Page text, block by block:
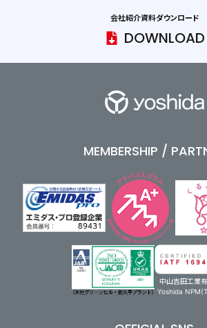
会社紹介資料ダウンロード
DOWNLOAD
MEMBERSHIP /
中山吉田工業有
Yoshida